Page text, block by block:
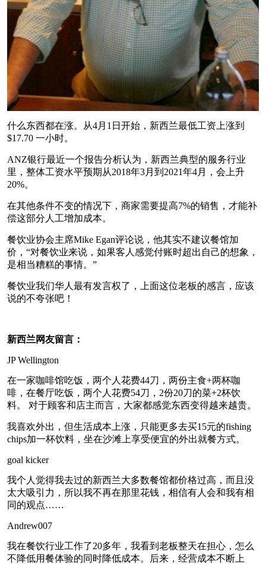
什么东西都在涨。从4月1日开始，新西兰最低工资上涨到
$17.70 一小时。
ANZ银行最近一个报告分析认为，新西兰典型的服务行业
里，整体工资水平预期从2018年3月到2021年4月，会上升
20%。
在其他条件不变的情况下，商家需要提高7%的销售，才能补
偿这部分人工增加成本。
餐饮业协会主席Mike Egan评论说，他其实不建议餐馆加
价，“对餐饮业来说，如果客人感觉付账时超出自己的想象，
是相当糟糕的事情。”
餐饮业我们华人最有发言权了，上面这位老板的感言，应该
说的不夸张吧！
新西兰网友留言：
JP Wellington
在一家咖啡馆吃饭，两个人花费44刀，两份主食+两杯咖
啡，在餐厅吃饭，两个人花费54刀，2份20刀的菜+2杯饮
料。 对于顾客和店主而言，大家都感觉东西变得越来越贵。
我喜欢外出，但生活成本上涨，只能更多去买15元的fishing
chips加一杯饮料，坐在沙滩上享受便宜的外出就餐方式。
goal kicker
我个人觉得我去过的新西兰大多数餐馆都价格过高，而且没
太大吸引力，所以我不再在那里花钱，相信有人会和我有相
同的观点……
Andrew007
我在餐饮行业工作了20多年，我看到老板整天在担心，怎么
不降低用餐体验的同时降低成本。后来，经营成本不断上